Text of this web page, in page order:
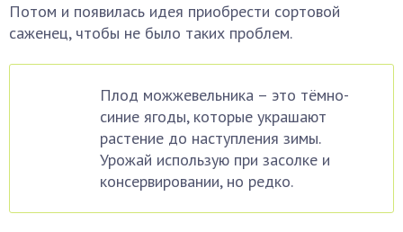
Потом и появилась идея приобрести сортовой
саженец, чтобы не было таких проблем.
Плод можжевельника – это тёмно-
синие ягоды, которые украшают
растение до наступления зимы.
Урожай использую при засолке и
консервировании, но редко.